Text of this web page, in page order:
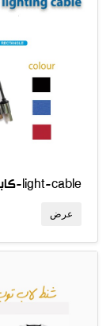
كابلات-مضيئة-light-cable
عرض